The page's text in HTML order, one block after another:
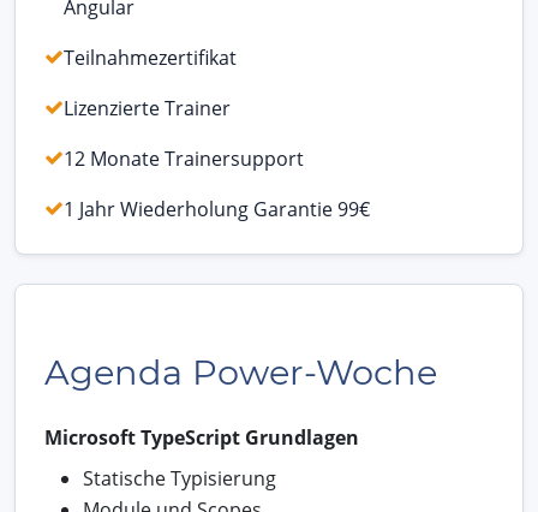
Angular
Teilnahmezertifikat
Lizenzierte Trainer
12 Monate Trainersupport
1 Jahr Wiederholung Garantie 99€
Agenda Power-Woche
Microsoft TypeScript Grundlagen
Statische Typisierung